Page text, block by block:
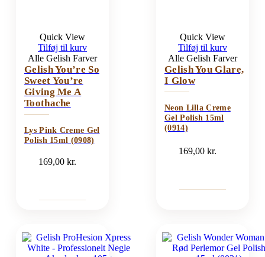
Quick View
Tilføj til kurv
Alle Gelish Farver
Gelish You’re So
Sweet You’re
Giving Me A
Toothache
Lys Pink Creme Gel
Polish 15ml (0908)
169,00kr.
Quick View
Tilføj til kurv
Alle Gelish Farver
Gelish You Glare,
I Glow
Neon Lilla Creme
Gel Polish 15ml
(0914)
169,00kr.